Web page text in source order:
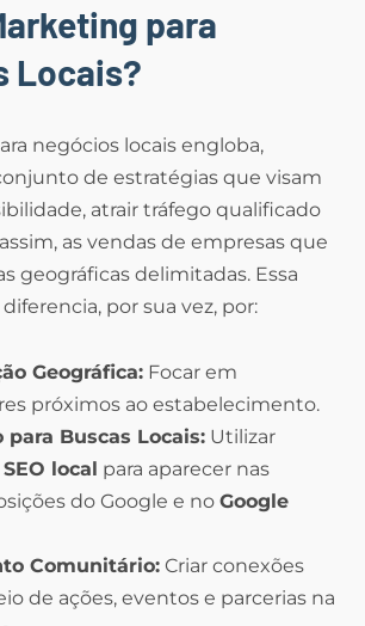
para
Locais?
negócios locais engloba,
de estratégias que visam
atrair tráfego qualificado
as vendas de empresas que
geográficas delimitadas. Essa
por sua vez, por:
Geográfica: Focar em
próximos ao estabelecimento.
Buscas Locais: Utilizar
SEO local para aparecer nas
do Google e no Google
Comunitário: Criar conexões
de ações, eventos e parcerias na